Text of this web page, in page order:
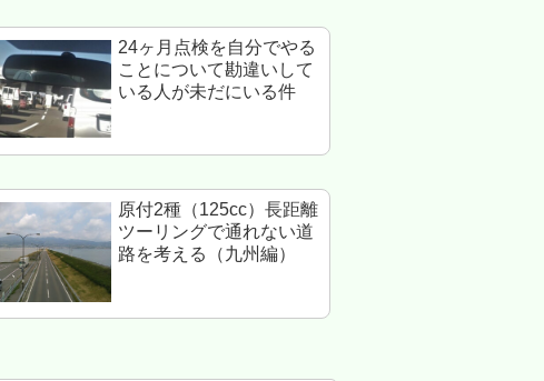
24ヶ月点検を自分でやる
ことについて勘違いして
いる人が未だにいる件
原付2種（125cc）長距離
ツーリングで通れない道
路を考える（九州編）